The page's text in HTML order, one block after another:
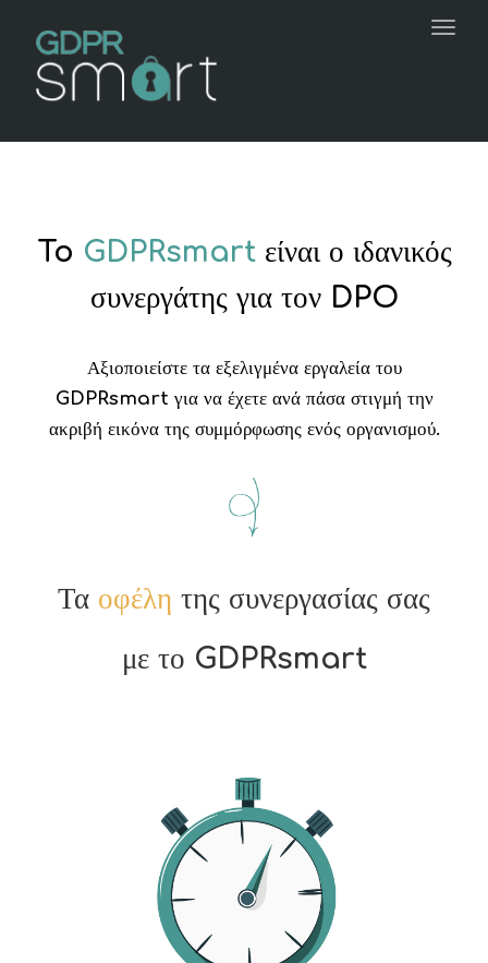
To GDPRsmartείναι ο ιδανικός
συνεργάτης για τον DPO
Αξιοποιείστε τα εξελιγμένα εργαλεία του
GDPRsmart για να έχετε ανά πάσα στιγμή την
ακριβή εικόνα της συμμόρφωσης ενός οργανισμού.
Τα οφέλη της συνεργασίας σας
με το GDPRsmart